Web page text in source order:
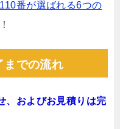
番が選ばれる6つの
までの流れ
、およびお見積りは完